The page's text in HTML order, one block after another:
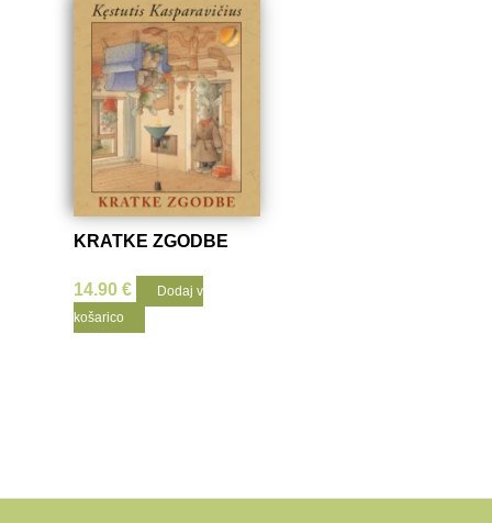
KRATKE ZGODBE
14.90€
Dodaj v
košarico